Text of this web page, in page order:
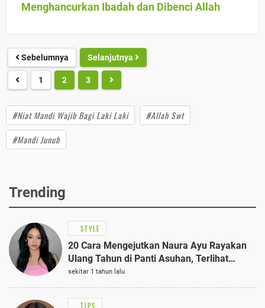
Menghancurkan Ibadah dan Dibenci Allah
Sebelumnya Selanjutnya
1 2 3
#Niat Mandi Wajib Bagi Laki Laki
#Allah Swt
#Mandi Junub
Trending
STYLE
20 Cara Mengejutkan Naura Ayu Rayakan
Ulang Tahun di Panti Asuhan, Terlihat
Anggun dengan Kaftan Cokelat
sekitar 1 tahun lalu
TIPS